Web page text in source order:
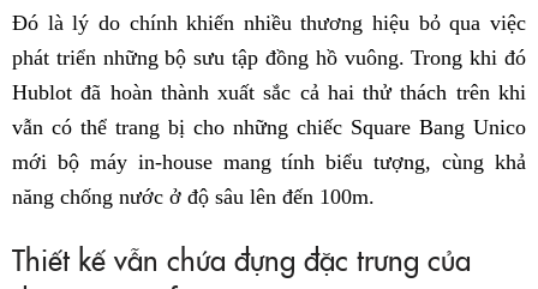
Đó là lý do chính khiến nhiều thương hiệu bỏ qua việc
phát triển những bộ sưu tập đồng hồ vuông. Trong khi đó
Hublot đã hoàn thành xuất sắc cả hai thử thách trên khi
vẫn có thể trang bị cho những chiếc Square Bang Unico
mới bộ máy in-house mang tính biểu tượng, cùng khả
năng chống nước ở độ sâu lên đến 100m.
Thiết kế vẫn chứa đựng đặc trưng của